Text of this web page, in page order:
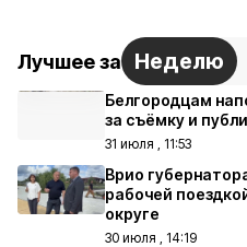
Лучшее за Неделю
Белгородцам
за съёмку и
31 июля , 11:53
Врио
рабочей
округе
30 июля , 14:19